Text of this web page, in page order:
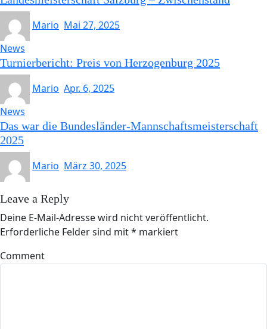
Mario Mai 27, 2025
News
Turnierbericht: Preis von Herzogenburg 2025
Mario Apr. 6, 2025
News
Das war die Bundesländer-Mannschaftsmeisterschaft
2025
Mario März 30, 2025
Leave a Reply
Deine E-Mail-Adresse wird nicht veröffentlicht.
Erforderliche Felder sind mit* markiert
Comment